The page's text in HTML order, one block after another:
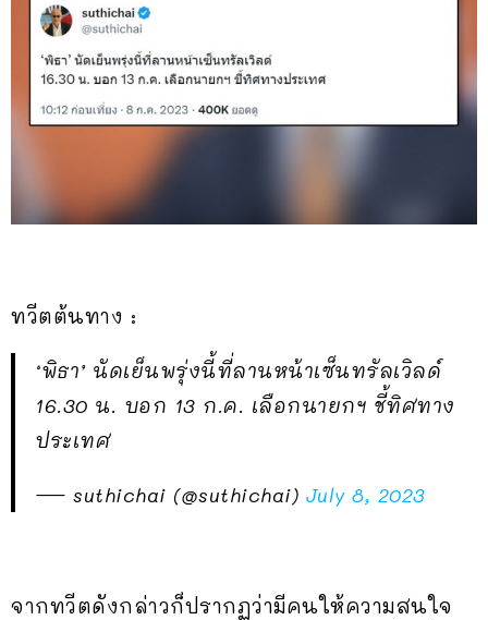
ทวีตต้นทาง :
‘พิธา’ นัดเย็นพรุ่งนี้ที่ลานหน้าเซ็นทรัลเวิลด์
16.30 น. บอก 13 ก.ค. เลือกนายกฯ ชี้ทิศทาง
ประเทศ
— suthichai (@suthichai) July 8, 2023
จากทวีตดังกล่าวก็ปรากฏว่ามีคนให้ความสนใจ